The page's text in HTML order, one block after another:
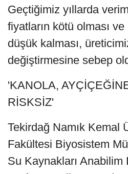
Geçtiğimiz yıllarda
fiyatların kötü olması
düşük kalması,
değiştirmesine sebep
'KANOLA,
RİSKSİZ'
Tekirdağ Namık Kemal
Fakültesi Biyosistem
Su Kaynakları Anabilim